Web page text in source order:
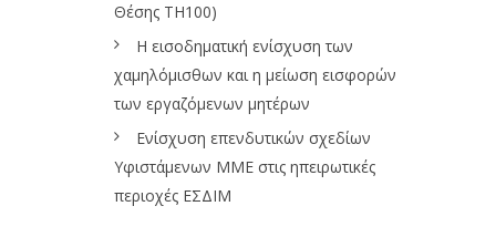
Θέσης ΤΗ100)
Η εισοδηματική ενίσχυση των
χαμηλόμισθων και η μείωση εισφορών
των εργαζόμενων μητέρων
Ενίσχυση επενδυτικών σχεδίων
Υφιστάμενων ΜΜΕ στις ηπειρωτικές
περιοχές ΕΣΔΙΜ